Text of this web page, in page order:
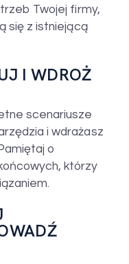
Twojej firmy,
się z istniejącą
I WDROŻ
scenariusze
i wdrażasz
o
którzy